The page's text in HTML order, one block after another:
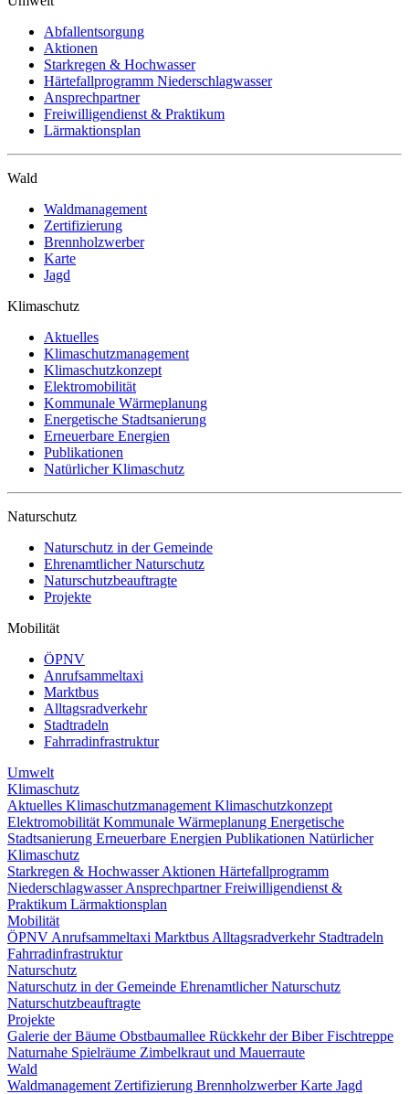
Abfallentsorgung
Aktionen
Starkregen & Hochwasser
Härtefallprogramm Niederschlagwasser
Ansprechpartner
Freiwilligendienst & Praktikum
Lärmaktionsplan
Wald
Waldmanagement
Zertifizierung
Brennholzwerber
Karte
Jagd
Klimaschutz
Aktuelles
Klimaschutzmanagement
Klimaschutzkonzept
Elektromobilität
Kommunale Wärmeplanung
Energetische Stadtsanierung
Erneuerbare Energien
Publikationen
Natürlicher Klimaschutz
Naturschutz
Naturschutz in der Gemeinde
Ehrenamtlicher Naturschutz
Naturschutzbeauftragte
Projekte
Mobilität
ÖPNV
Anrufsammeltaxi
Marktbus
Alltagsradverkehr
Stadtradeln
Fahrradinfrastruktur
Umwelt
Klimaschutz
Aktuelles Klimaschutzmanagement Klimaschutzkonzept
Elektromobilität Kommunale Wärmeplanung Energetische
Stadtsanierung Erneuerbare Energien Publikationen Natürlicher
Klimaschutz
Starkregen & HochwasserAktionen Härtefallprogramm
NiederschlagwasserAnsprechpartnerFreiwilligendienst &
Praktikum Lärmaktionsplan
Mobilität
ÖPNV Anrufsammeltaxi Marktbus Alltagsradverkehr Stadtradeln
Fahrradinfrastruktur
Naturschutz
Naturschutz in der Gemeinde Ehrenamtlicher Naturschutz
Naturschutzbeauftragte
Projekte
Galerie der Bäume Obstbaumallee Rückkehr der BiberFischtreppe
Naturnahe Spielräume Zimbelkraut und Mauerraute
Wald
Waldmanagement Zertifizierung BrennholzwerberKarte Jagd